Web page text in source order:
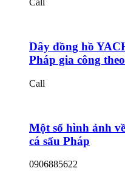
Call
Dây đồng hồ
Pháp gia công
Call
Một số hình ảnh
cá sấu Pháp
0906885622